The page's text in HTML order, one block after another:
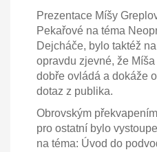
Prezentace Míšy
Pekařové na téma
Dejcháče, bylo taktéž
opravdu zjevné, že
dobře ovládá a dokáže
dotaz z publika.
Obrovským
pro ostatní bylo
na téma: Úvod do